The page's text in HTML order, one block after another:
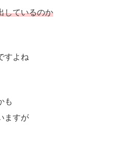
しているのか
すよね
も
ますが